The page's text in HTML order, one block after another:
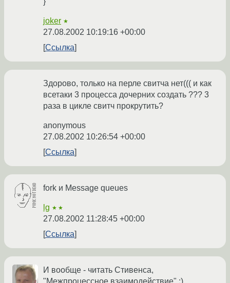
joker ★
27.08.2002 10:19:16 +00:00
Ссылка
Здорово, только на перле свитча нет((( и как
всетаки 3 процесса дочерних создать ??? 3
раза в цикле свитч прокрутить?
anonymous
27.08.2002 10:26:54 +00:00
Ссылка
fork и Message queues
lg ★★
27.08.2002 11:28:45 +00:00
Ссылка
И вообще - читать Стивенса,